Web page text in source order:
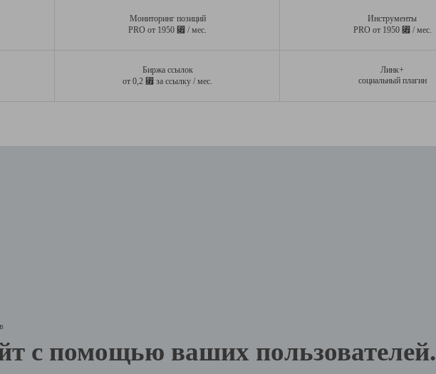
Мониторинг позиций
PRO от 1950 ⃏ / мес.
Инструменты
PRO от 1950 ⃏ / мес.
Биржа ссылок
от 0,2 ⃏ за ссылку / мес.
Линк+
социальный плагин
с помощью ваших пользователей.